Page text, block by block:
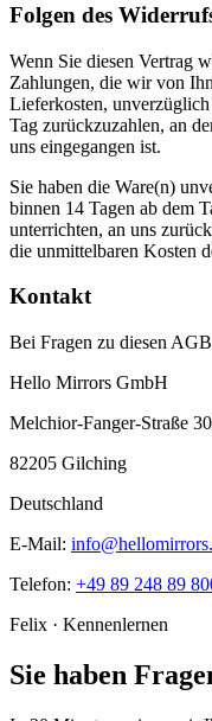
Folgen des
Wenn Sie diesen Vertrag
Zahlungen, die wir von
Lieferkosten, unverzüglich
Tag zurückzuzahlen, an
uns eingegangen ist.
Sie haben die Ware(n)
binnen 14 Tagen ab dem
unterrichten, an uns
die unmittelbaren Kosten
Kontakt
Bei Fragen zu diesen
Hello Mirrors GmbH
Melchior-Fanger-Straße
82205 Gilching
Deutschland
E-Mail:
Telefon: +49 89 248 89
Felix · Kennenlernen
Sie haben